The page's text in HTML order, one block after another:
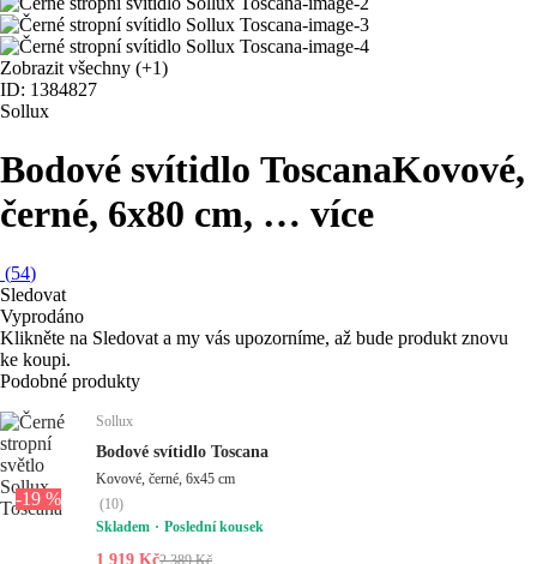
Zobrazit všechny (+1)
ID: 1384827
Sollux
Bodové svítidlo ToscanaKovové,
černé, 6x80 cm, … více
(54)
Sledovat
Vyprodáno
Klikněte na Sledovat a my vás upozorníme, až bude produkt znovu
ke koupi.
Podobné produkty
-19 %
Sollux
Bodové svítidlo Toscana
Kovové, černé, 6x45 cm
(10)
Skladem
Poslední kousek
1 919 Kč2 389 Kč